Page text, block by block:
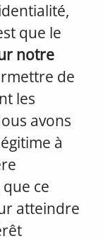
que le
notre
de
les
avons
à
ce
atteindre